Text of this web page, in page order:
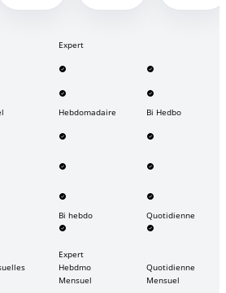
Expert
Hebdomadaire
Bi Hedbo
Bi hebdo
Quotidienne
Expert
Hebdmo
Quotidienne
Mensuel
Mensuel